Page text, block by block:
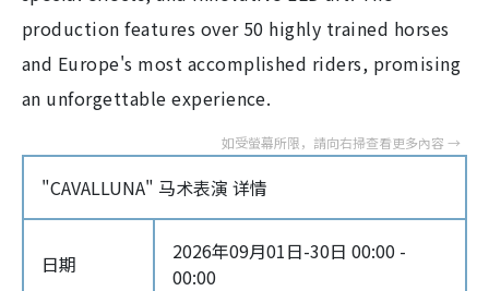
production features over 50 highly trained horses
and Europe's most accomplished riders, promising
an unforgettable experience.
"CAVALLUNA" 马术表演 详情
日期
2026年09月01日-30日 00:00 -
00:00